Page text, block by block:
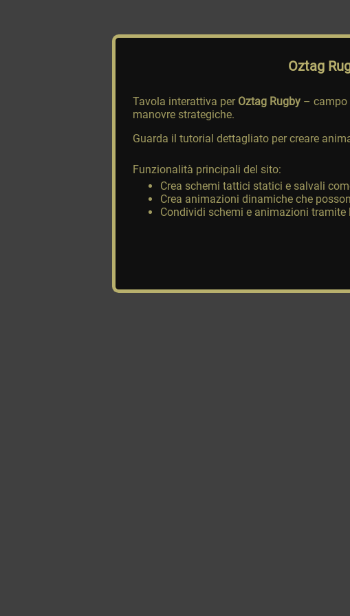
Oztag
Tavola interattiva per Oztag Rugby – campo
manovre strategiche.
Guarda il tutorial dettagliato per creare
Funzionalità principali del sito:
Crea schemi tattici statici e salvali
Crea animazioni dinamiche che
Condividi schemi e animazioni